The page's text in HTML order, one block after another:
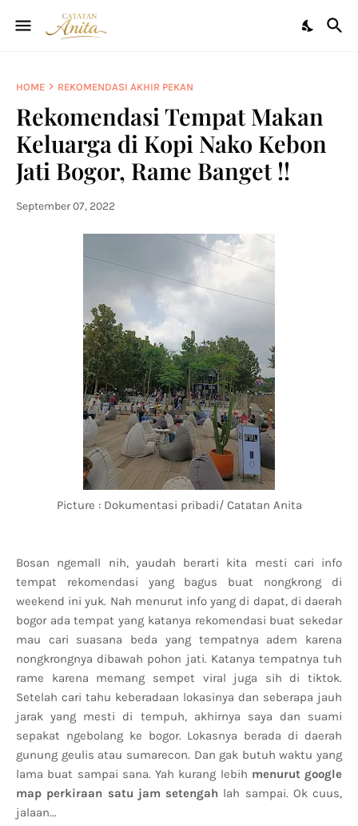
HOME REKOMENDASI AKHIR PEKAN
Rekomendasi Tempat Makan
Keluarga di Kopi Nako Kebon
Jati Bogor, Rame Banget !!
September 07, 2022
Picture : Dokumentasi pribadi/ Catatan Anita
Bosan ngemall nih, yaudah berarti kita mesti cari info
tempat rekomendasi yang bagus buat nongkrong di
weekend ini yuk. Nah menurut info yang di dapat, di daerah
bogor ada tempat yang katanya rekomendasi buat sekedar
mau cari suasana beda yang tempatnya adem karena
nongkrongnya dibawah pohon jati. Katanya tempatnya tuh
rame karena memang sempet viral juga sih di tiktok.
Setelah cari tahu keberadaan lokasinya dan seberapa jauh
jarak yang mesti di tempuh, akhirnya saya dan suami
sepakat ngebolang ke bogor. Lokasnya berada di daerah
gunung geulis atau sumarecon. Dan gak butuh waktu yang
lama buat sampai sana. Yah kurang lebih menurut google
map perkiraan satu jam setengah lah sampai. Ok cuus,
jalaan...